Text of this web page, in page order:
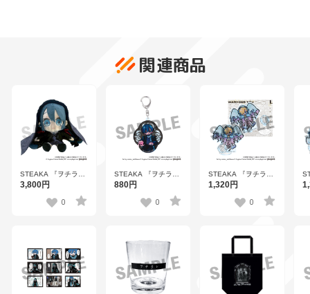
関連商品
STEAKA 『ヲチラ
レ』 初音ミク × オバ
ぬいぐるみ
3,800円
0
STEAKA 『ヲチラ
レ』 初音ミク × オバ
ォルメアクリルキー
ホルダー アオ
880円
0
STEAKA 『ヲチラ
レ』 初音ミク × オバ
ォルメアクリルスタ
ンド エル【OBLO
1,320円
0